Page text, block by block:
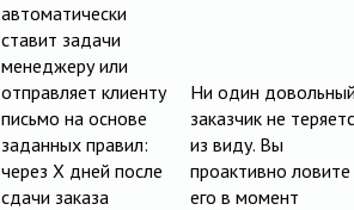
автоматически
ставит задачи
менеджеру или
отправляет клиенту
письмо на основе
заданных правил:
через X дней после
сдачи заказа
Ни один
заказчик не
из виду. Вы
проактивно ловите
его в момент